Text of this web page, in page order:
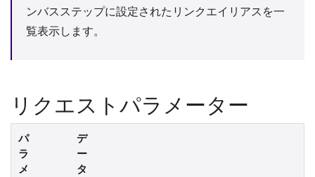
ンバスステップに設定されたリンクエイリアスを一
覧表示します。
リクエストパラメーター
パ
ラ
メ
デ
ー
タ